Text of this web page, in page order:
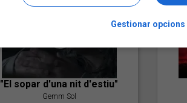
"El sopar d'una nit d'estiu"
Gemm Sol
Gestionar opcions